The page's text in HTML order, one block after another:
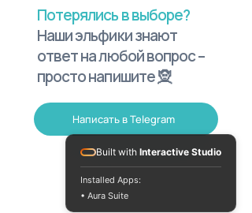
Потерялись в выборе?
Наши эльфики знают
ответ на любой вопрос –
просто напишите 🧝
Написать в Telegram
Built with Interactive Studio
Installed Apps:
• Aura Suite